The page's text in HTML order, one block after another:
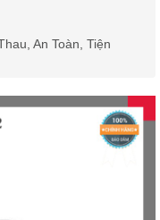
An Toàn, Tiện